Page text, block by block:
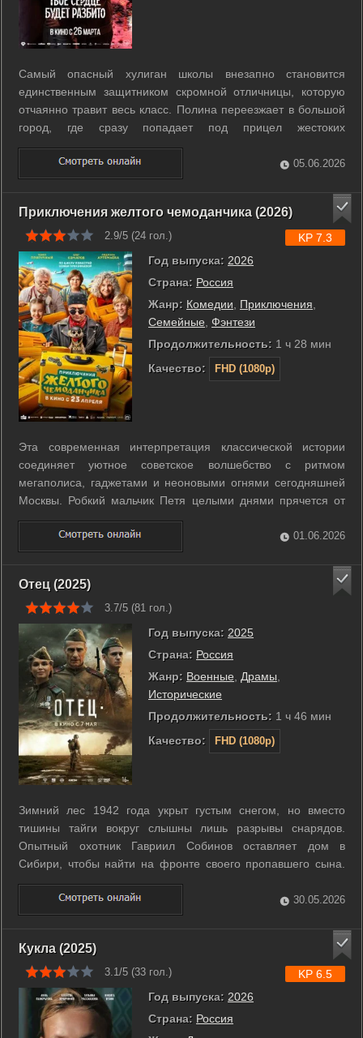
Самый опасный хулиган школы внезапно становится
единственным защитником скромной отличницы, которую
отчаянно травит весь класс. Полина переезжает в большой
город, где сразу попадает под прицел жестоких
одноклассниц и сталкивается с ежедневным унижением.
Дима по прозвищу Барс неожиданно заявляет о своих
чувствах к ней, чтобы остановить ...
05.06.2026
Приключения желтого чемоданчика (2026)
2.9/5 (24 гол.)
Год выпуска: 2026
Страна: Россия
Жанр: Комедии Приключения
Семейные Фэнтези
Продолжительность: 1 ч 28 мин
Качество:
FHD (1080p)
KP 7.3
Эта современная интерпретация классической истории
соединяет уютное советское волшебство с ритмом
мегаполиса, гаджетами и неоновыми огнями сегодняшней
Москвы. Робкий мальчик Петя целыми днями прячется от
мира в своей комнате, пока родители не приглашают
странного Доктора с магическим чемоданчиком. В чудо-
аптечке хранятся средства не от простуды, а ...
01.06.2026
Отец (2025)
3.7/5 (81 гол.)
Год выпуска: 2025
Страна: Россия
Жанр: Военные Драмы
Исторические
Продолжительность: 1 ч 46 мин
Качество:
FHD (1080p)
Зимний лес 1942 года укрыт густым снегом, но вместо
тишины тайги вокруг слышны лишь разрывы снарядов.
Опытный охотник Гавриил Собинов оставляет дом в
Сибири, чтобы найти на фронте своего пропавшего сына.
Вместо передовой он получает приказ командовать группой
совсем юных снайперов. Он учит вчерашних мальчишек
выживать, стрелять и сохранять ...
30.05.2026
Кукла (2025)
3.1/5 (33 гол.)
Год выпуска: 2026
Страна: Россия
KP 6.5